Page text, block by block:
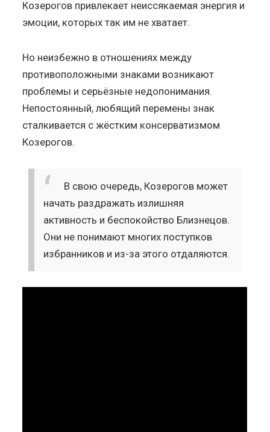
Козерогов привлекает неиссякаемая энергия и
эмоции, которых так им не хватает.
Но неизбежно в отношениях между
противоположными знаками возникают
проблемы и серьёзные недопонимания.
Непостоянный, любящий перемены знак
сталкивается с жёстким консерватизмом
Козерогов.
В свою очередь, Козерогов может
начать раздражать излишняя
активность и беспокойство Близнецов.
Они не понимают многих поступков
избранников и из-за этого отдаляются.